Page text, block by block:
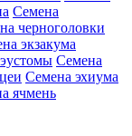
Семена
черноголовки
экзакума
Семена
Семена эхиума
ячмень